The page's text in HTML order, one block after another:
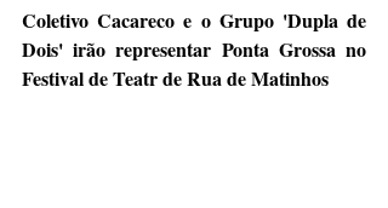
Coletivo Cacareco e o Grupo 'Dupla de
Dois' irão representar Ponta Grossa no
Festival de Teatr de Rua de Matinhos